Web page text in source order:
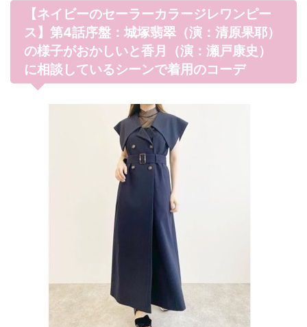
【ネイビーのセーラーカラージレワンピー
ス】第4話序盤：城塚翡翠（演：清原果耶）
の様子がおかしいと香月（演：瀬戸康史）
に相談しているシーンで着用のコーデ